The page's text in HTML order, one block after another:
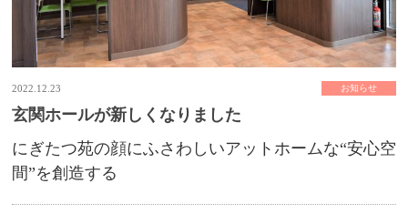
2022.12.23 お知らせ
玄関ホールが新しくなりました
にぎたつ苑の顔にふさわしいアットホームな“安心空
間”を創造する